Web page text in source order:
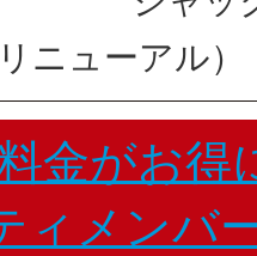
ニューアル）